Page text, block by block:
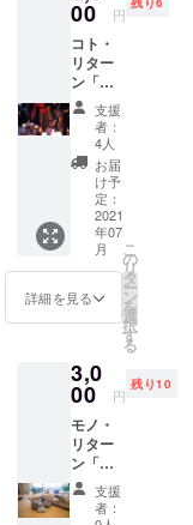
オブヘブン
でキャンド
ルジュンさ
んの空間デ
コレーショ
ンをみたこ
とがキャン
ドルナイト
を行うきっ
かけの一つ
りします。
しくお願い
いたしま
ベント
形態を
とりま
す。そ
れでも
「いつ
もイベ
ントに
行って
いるか
ら今年
も行き
い！」
という
お気持
て、こ
ちらに
場の方
法とな
るリ
ターン
を用意
するイ
ベント
報告の
YouTub
e動画の
中で、
お名前
もしく
はニッ
クネー
ムをク
レジッ
トさせ
ていた
だきま
す。ま
までに
お礼の
メール
ととも
に、イ
ベント
写真も
公開さ
00 円
コト・
リター
ン「ラ
イブ開
始直
前、ラ
イブエ
リアの
キャン
ドルを
灯せる
利！」
イベン
ト当
日、日
前、ラ
イブエ
リアに
並べら
れたデ
ザイン
キャン
ドルを
支援
者：
4人
お届
け予
定：
2021
年07
月
詳細を見る
こ
の
リ
タ
ー
ン
を
選
択
す
る
3,0
00 円
残り10
モノ・
リター
ン「多
摩川の
石が
キャン
支援
者：